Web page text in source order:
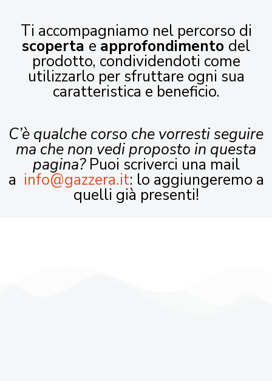
Ti accompagniamo nel percorso di
scoperta e approfondimento del
prodotto, condividendoti come
utilizzarlo per sfruttare ogni sua
caratteristica e beneficio.
C’è qualche corso che vorresti seguire
ma che non vedi proposto in questa
pagina?Puoi scriverci una mail
a info@gazzera.it: lo aggiungeremo a
quelli già presenti!